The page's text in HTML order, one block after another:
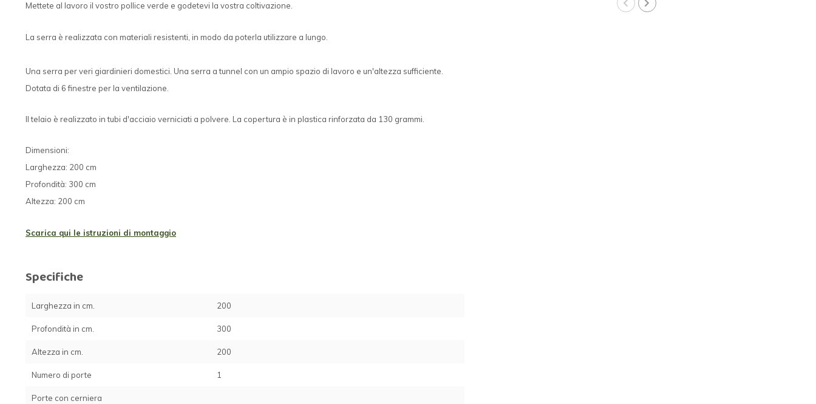
Mettete al lavoro il vostro pollice verde e godetevi la vostra coltivazione.
La serra è realizzata con materiali resistenti, in modo da poterla utilizzare a lungo.
Una serra per veri giardinieri domestici. Una serra a tunnel con un ampio spazio di lavoro e un'altezza sufficiente.
Dotata di 6 finestre per la ventilazione.
Il telaio è realizzato in tubi d'acciaio verniciati a polvere. La copertura è in plastica rinforzata da 130 grammi.
Dimensioni:
Larghezza: 200 cm
Profondità: 300 cm
Altezza: 200 cm
Scarica qui le istruzioni di montaggio
Specifiche
Larghezza in cm. 200
Profondità in cm. 300
Altezza in cm. 200
Numero di porte 1
Porte con cerniera